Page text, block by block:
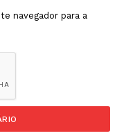
navegador para a